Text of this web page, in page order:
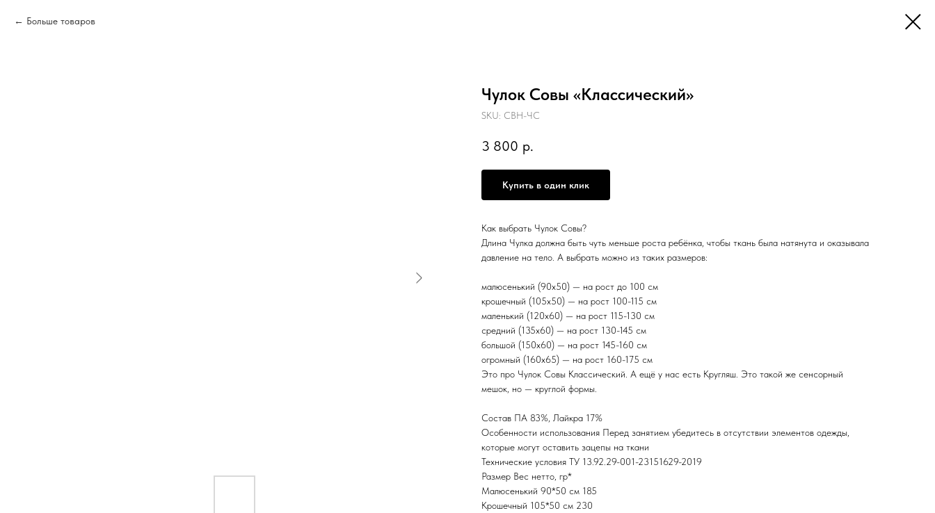
Больше товаров
Чулок Совы «Классический»
SKU: СВН-ЧС
3 800 р.
Купить в один клик
Как выбрать Чулок Совы?
Длина Чулка должна быть чуть меньше роста ребёнка, чтобы ткань была натянута и оказывала
давление на тело. А выбрать можно из таких размеров:
малюсенький (90х50) — на рост до 100 см
крошечный (105х50) — на рост 100-115 см
маленький (120х60) — на рост 115-130 см
средний (135х60) — на рост 130-145 см
большой (150х60) — на рост 145-160 см
огромный (160х65) — на рост 160-175 см
Это про Чулок Совы Классический. А ещё у нас есть Кругляш. Это такой же сенсорный
мешок, но — круглой формы.
Состав ПА 83%, Лайкра 17%
Особенности использования Перед занятием убедитесь в отсутствии элементов одежды,
которые могут оставить зацепы на ткани
Технические условия ТУ 13.92.29-001-23151629-2019
Размер Вес нетто, гр*
Малюсенький 90*50 см 185
Крошечный 105*50 см 230